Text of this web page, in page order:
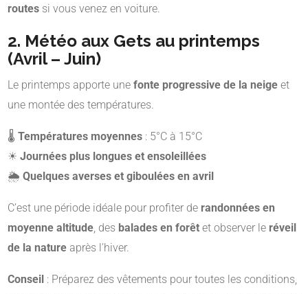
routes si vous venez en voiture.
2. Météo aux Gets au printemps
(Avril – Juin)
Le printemps apporte une fonte progressive de la neige et
une montée des températures.
🌡 Températures moyennes : 5°C à 15°C
☀ Journées plus longues et ensoleillées
🌦 Quelques averses et giboulées en avril
C’est une période idéale pour profiter de randonnées en
moyenne altitude , des balades en forêt et observer le réveil
de la nature après l’hiver.
Conseil : Préparez des vêtements pour toutes les conditions,